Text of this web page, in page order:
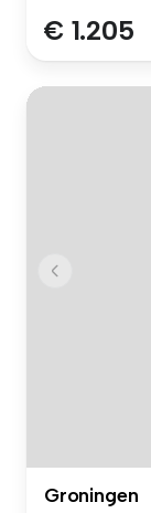
€ 1.205
Groningen